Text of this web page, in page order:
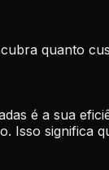
quanto
é a sua
Isso significa